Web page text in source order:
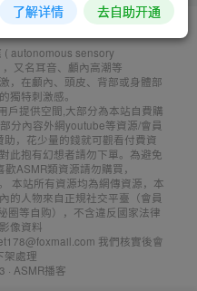
聯系客服
( autonomous sensory
又名耳音、顱內高潮等
，在顱內、頭皮、背部或身體部
獨特刺激感。
戶提供空間,大部分為本站自費購
分內容外網youtube等資源/會員
，花少量的錢就可觀看付費資
此抱有幻想者請勿下單。為避免
ASMR類資源請勿購買，
本站所有資源均為網傳資源，本
的人物來自正規社交平臺（會員
圈等自购），不含違反國家法律
像資料
我們核實後會
架處理
· ASMR播客
了解详情 去自助开通